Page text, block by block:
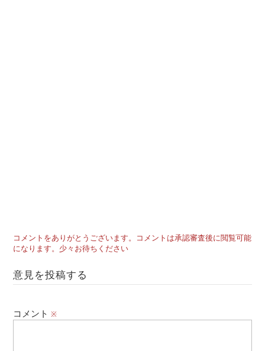
コメントをありがとうございます。コメントは承認審査後に閲覧可能
になります。少々お待ちください
意見を投稿する
コメント※